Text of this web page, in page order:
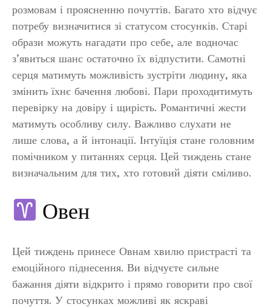
розмовам і проясненню почуттів. Багато хто відчує
потребу визначитися зі статусом стосунків. Старі
образи можуть нагадати про себе, але водночас
з’явиться шанс остаточно їх відпустити. Самотні
серця матимуть можливість зустріти людину, яка
змінить їхнє бачення любові. Пари проходитимуть
перевірку на довіру і щирість. Романтичні жести
матимуть особливу силу. Важливо слухати не
лише слова, а й інтонації. Інтуїція стане головним
помічником у питаннях серця. Цей тиждень стане
визначальним для тих, хто готовий діяти сміливо.
Овен
Цей тиждень принесе Овнам хвилю пристрасті та
емоційного піднесення. Ви відчуєте сильне
бажання діяти відкрито і прямо говорити про свої
почуття. У стосунках можливі як яскраві